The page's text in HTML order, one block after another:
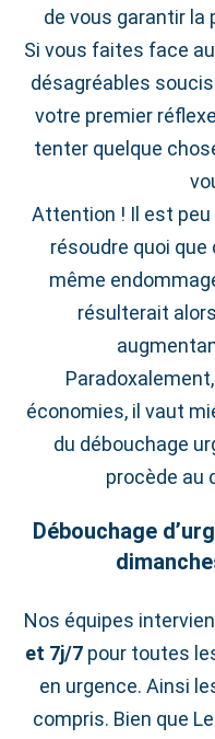
de vous garantir la
Si vous faites face
désagréables
votre premier
tenter quelque
Attention ! Il est peu
résoudre quoi que
même
résulterait
économies, il vaut
du débouchage
procède au
Débouchage
Nos équipes
et 7j/7pour toutes
en urgence. Ainsi
compris. Bien que